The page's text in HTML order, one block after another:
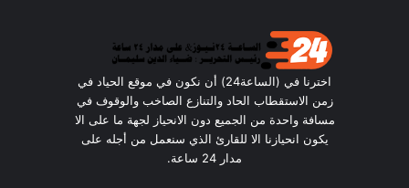
اخترنا في (الساعة24) أن نكون في موقع الحياد في
زمن الاستقطاب الحاد والتنازع الصاخب والوقوف في
مسافة واحدة من الجميع دون الانحياز لجهة ما على الا
يكون انحيازنا الا للقارئ الذي سنعمل من أجله على
مدار 24 ساعة.